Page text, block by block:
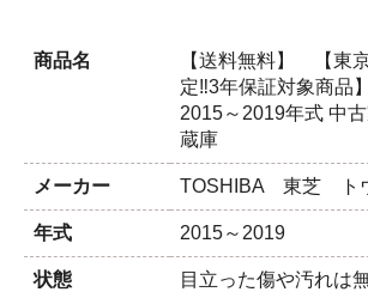
商品名
【送料無料】 【東
定‼3年保証対象商品
2015～2019年式 中
蔵庫
メーカー TOSHIBA 東芝 ト
年式 2015～2019
状態
目立った傷や汚れは